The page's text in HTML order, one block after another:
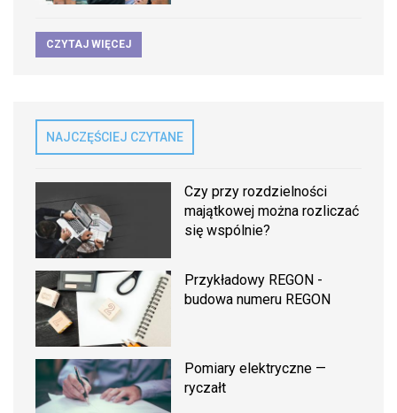
CZYTAJ WIĘCEJ
NAJCZĘŚCIEJ CZYTANE
Czy przy rozdzielności
majątkowej można rozliczać
się wspólnie?
Przykładowy REGON -
budowa numeru REGON
Pomiary elektryczne —
ryczałt